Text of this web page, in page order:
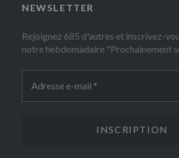
NEWSLETTER
Rejoignez 685 d'autres et inscrivez-
notre hebdomadaire "Prochainement